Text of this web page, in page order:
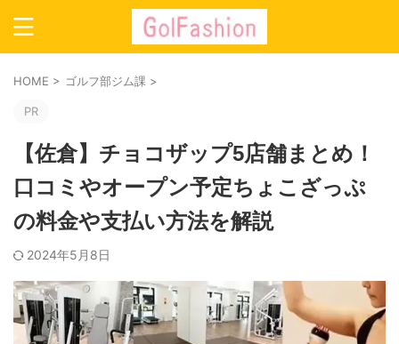
HOME > ゴルフ部ジム課 >
PR
【佐倉】チョコザップ5店舗まとめ！
口コミやオープン予定ちょこざっぷ
の料金や支払い方法を解説
2024年5月8日